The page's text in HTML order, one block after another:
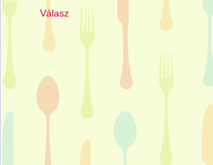
Válasz